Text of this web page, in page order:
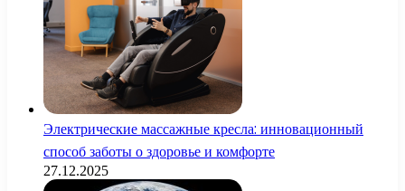
Электрические массажные кресла: инновационный
способ заботы о здоровье и комфорте
27.12.2025